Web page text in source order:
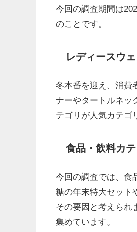
今回の調査期間は
のことです。
レディースウ
冬本番を迎え、消費
ナーやタートルネッ
テゴリが人気カテゴ
食品・飲料カ
今回の調査では、食
糖の年末特大セット
その要因と考えられ
集めています。